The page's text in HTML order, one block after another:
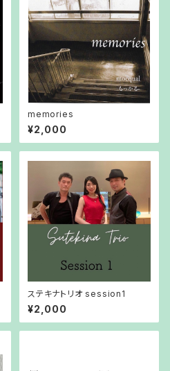
memories
¥2,000
ステキナトリオ session1
¥2,000